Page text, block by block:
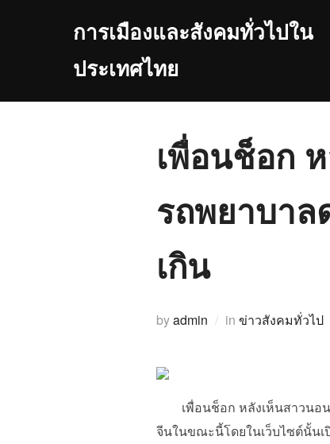
การเมืองและสังคมทั่วไปใน
ประเทศไทย
เพื่อนช็อก
รถพยาบาล
เกิน
byadmin in ข่าวสังคมทั่วไป
เพื่อนช็อก หลังเห็นสาวนอนชั
จีนในขณะนี้โดยในเว็บไซต์นั้นเ